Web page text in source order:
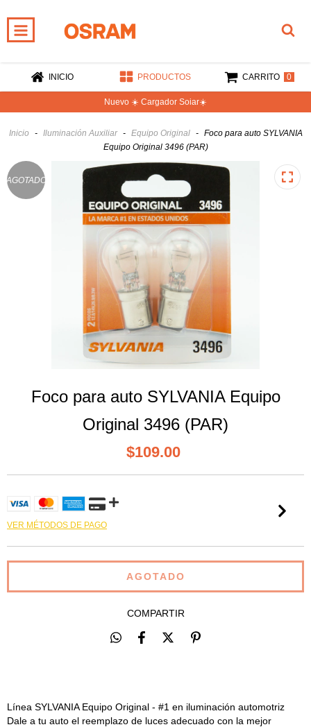
INICIO PRODUCTOS CARRITO 0
Nuevo ☀️ Cargador Soiar☀️
Inicio - Iluminación Auxiliar - Equipo Original -
Foco para auto SYLVANIA
Equipo Original 3496 (PAR)
AGOTADO
Foco para auto SYLVANIA Equipo
Original 3496 (PAR)
$109.00
VER MÉTODOS DE PAGO
COMPARTIR
Línea SYLVANIA Equipo Original - #1 en iluminación automotriz
Dale a tu auto el reemplazo de luces adecuado con la mejor